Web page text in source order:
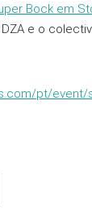
Bock em
e o
pt/event/